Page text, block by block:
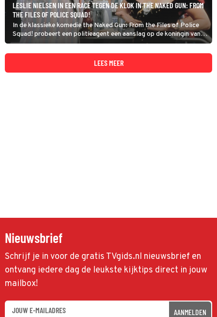
LESLIE NIELSEN IN EEN RACE TEGEN DE KLOK IN THE NAKED GUN: FROM
THE FILES OF POLICE SQUAD!
In de klassieke komedie the Naked Gun: From the Files of Police
Squad! probeert een politieagent een aanslag op de koningin van
Engeland te voorkomen.
LEES MEER
Nieuwsbrief
Schrijf je in voor de gratis TVgids.nl nieuwsbrief en
ontvang iedere dag de leukste kijktips direct in jouw
mailbox!
AANMELDEN